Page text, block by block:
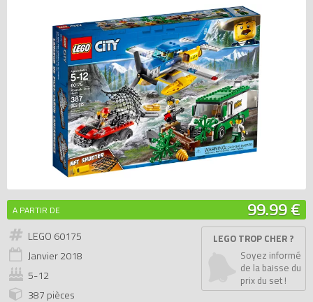
ASSOCIATIONS DE FANS
EXPOSITIONS LEGO
LEGO LES PLUS CHERS
DERNIERS LEGO AJOUTÉS
A PARTIR DE 99.99 €
LEGO 60175
Janvier2018
5-12
387 pièces
LEGO TROP CHER ?
Soyez informé
de la baisse du
prix du set !